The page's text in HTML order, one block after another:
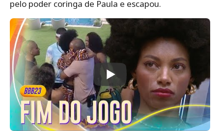
pelo poder coringa de Paula e escapou.